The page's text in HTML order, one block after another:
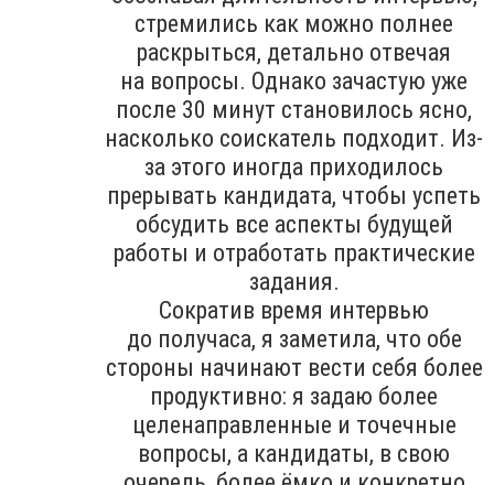
стремились как можно полнее
раскрыться, детально отвечая
на вопросы. Однако зачастую уже
после 30 минут становилось ясно,
насколько соискатель подходит. Из-
за этого иногда приходилось
прерывать кандидата, чтобы успеть
обсудить все аспекты будущей
работы и отработать практические
задания.
Сократив время интервью
до получаса, я заметила, что обе
стороны начинают вести себя более
продуктивно: я задаю более
целенаправленные и точечные
вопросы, а кандидаты, в свою